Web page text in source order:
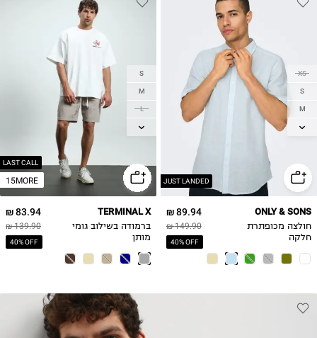
JUST LANDED
XS
S
M
L
89.94 ₪
149.90 ₪
40% OFF
ONLY & SONS
חולצה מכופתרת
חלקה
LAST CALL
15MORE
S
M
L
XL
83.94 ₪
139.90 ₪
40% OFF
TERMINAL X
ברמודה בשילוב גומי
מותן